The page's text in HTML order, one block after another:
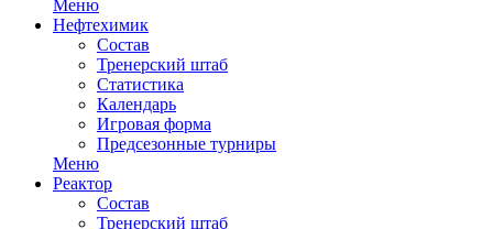
Меню
Нефтехимик
Состав
Тренерский штаб
Статистика
Календарь
Игровая форма
Предсезонные турниры
Меню
Реактор
Состав
Тренерский штаб